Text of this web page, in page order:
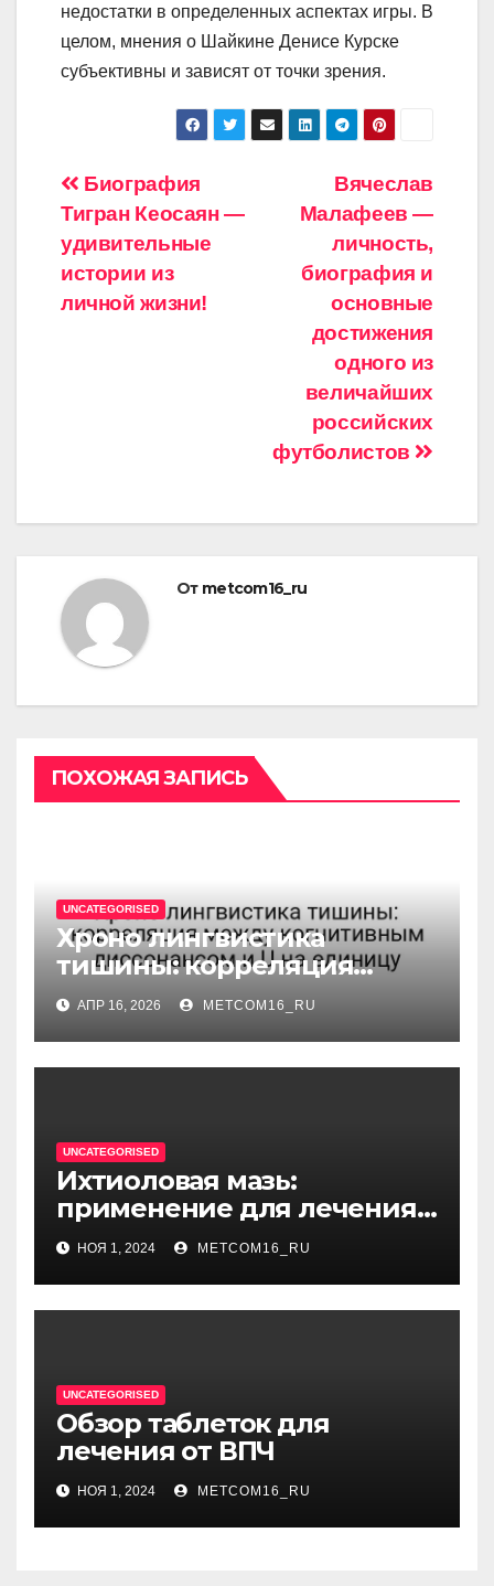
недостатки в определенных аспектах игры. В
целом, мнения о Шайкине Денисе Курске
субъективны и зависят от точки зрения.
Навигация
по
записям
Вячеслав
Малафеев —
личность,
биография и
основные
достижения
одного из
величайших
российских
футболистов
Биография
Тигран Кеосаян —
удивительные
истории из
личной жизни!
От metcom16_ru
ПОХОЖАЯ ЗАПИСЬ
UNCATEGORISED
Хроно лингвистика
тишины: корреляция
между когнитивным
диссонансом и U на
единицу
АПР 16, 2026 METCOM16_RU
UNCATEGORISED
Ихтиоловая мазь:
применение для лечения
фурункулов
НОЯ 1, 2024 METCOM16_RU
UNCATEGORISED
Обзор таблеток для
лечения от ВПЧ
НОЯ 1, 2024 METCOM16_RU